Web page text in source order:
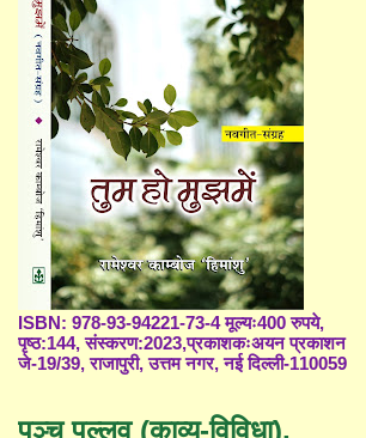
ISBN: 978-93-94221-73-4 मूल्यः400 रुपये,
पृष्ठ:144, संस्करण:2023,प्रकाशकःअयन प्रकाशन
जे-19/39, राजापुरी, उत्तम नगर, नई दिल्ली-110059
पञ्च पल्लव (काव्य-विविधा),